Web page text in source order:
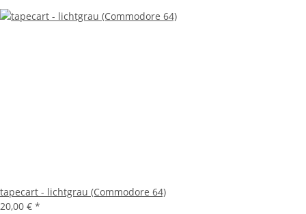
tapecart - lichtgrau (Commodore 64)
20,00 € *